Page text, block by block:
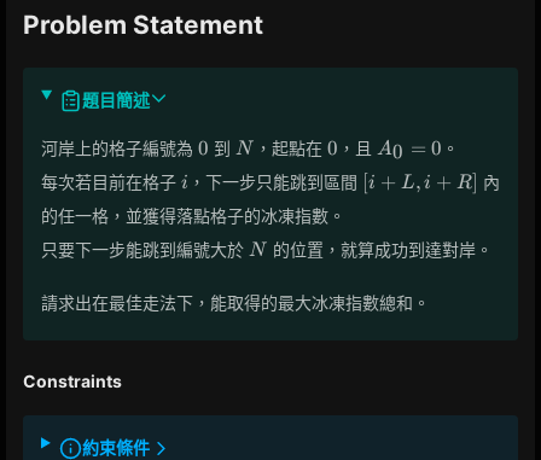
Problem Statement
題目簡述
河岸上的格子編號為 0
0 到 N
N ，起點在 0
0 ，且 A_0=0
A0 = 0 。
每次若目前在格子 i
i ，下一步只能跳到區間 [i+L,
i+R]
i + L, i + R] 內
的任一格，並獲得落點格子的冰凍指數。
只要下一步能跳到編號大於 N
N 的位置，就算成功到達對岸。
請求出在最佳走法下，能取得的最大冰凍指數總和。
Constraints
約束條件